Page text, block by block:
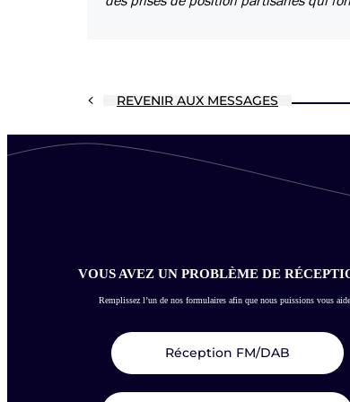
REVENIR AUX MESSAGES
VOUS AVEZ UN PROBLÈME DE
Remplissez l’un de nos formulaires afin que nous puissions vous
Réception FM/DAB